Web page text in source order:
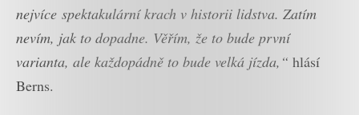
nejvíce spektakulární krach v historii lidstva. Zatím
nevím, jak to dopadne. Věřím, že to bude první
varianta, ale každopádně to bude velká jízda,“ hlásí
Berns.